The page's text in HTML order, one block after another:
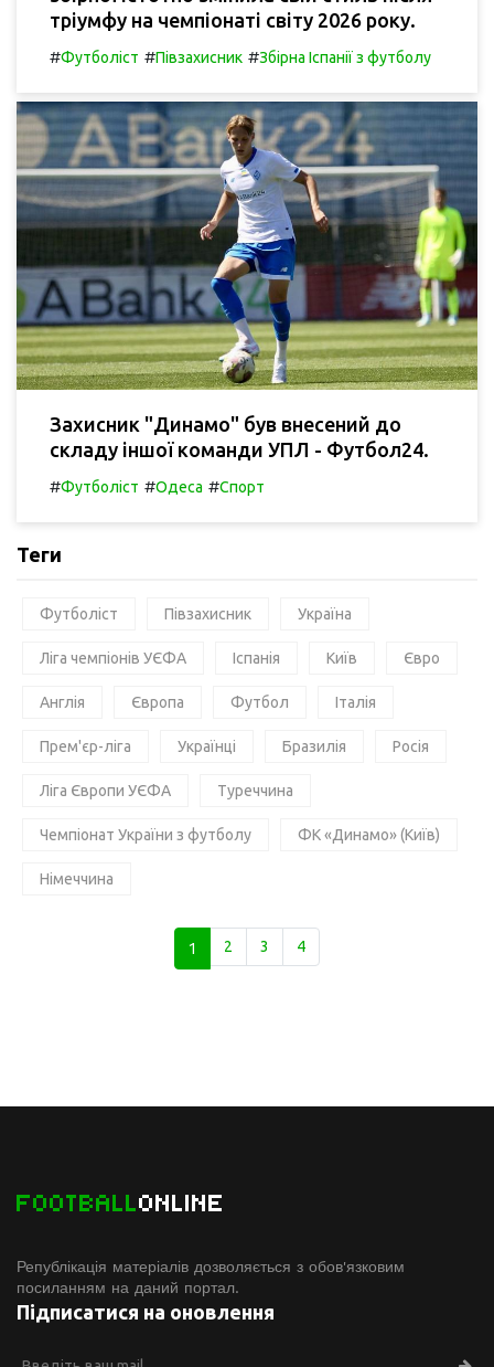
тріумфу на чемпіонаті світу 2026 року.
#Футболіст #Півзахисник #Збірна Іспанії з футболу
Захисник "Динамо" був внесений до
складу іншої команди УПЛ - Футбол24.
#Футболіст #Одеса #Спорт
Теги
Футболіст Півзахисник Україна
Ліга чемпіонів УЄФА Іспанія Київ Євро
Англія Європа Футбол Італія
Прем'єр-ліга Українці Бразилія Росія
Ліга Європи УЄФА Туреччина
Чемпіонат України з футболу ФК «Динамо» (Київ)
Німеччина
1 2 3 4
FOOTBALLONLINE
Републікація матеріалів дозволяється з обов'язковим
посиланням на даний портал.
Підписатися на оновлення